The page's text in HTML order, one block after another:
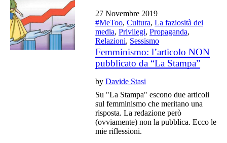
27 Novembre 2019
#MeToo,Cultura,La faziosità dei
media,Privilegi,Propaganda,
Relazioni, Sessismo
Femminismo: l’articolo NON
pubblicato da “La Stampa”
byDavide Stasi
Su "La Stampa" escono due articoli
sul femminismo che meritano una
risposta. La redazione però
(ovviamente) non la pubblica. Ecco le
mie riflessioni.